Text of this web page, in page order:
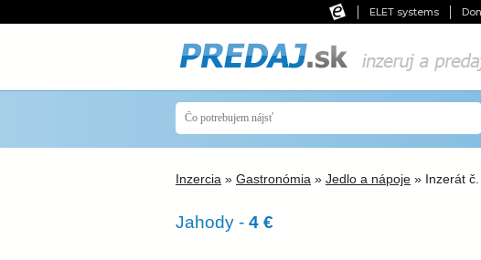
ELET systems
Inzercia » Gastronómia » Jedlo a nápoje » Inzerát
Jahody - 4 €